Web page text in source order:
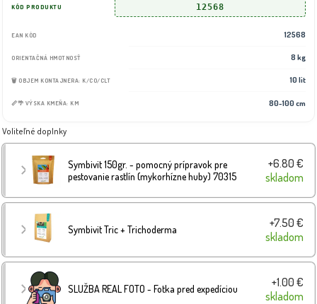
KÓD PRODUKTU 12568
EAN KÓD 12568
ORIENTAČNÁ HMOTNOSŤ 8 kg
🗑️ OBJEM KONTAJNERA: K/CO/CLT 10 lit
📏🌴 VÝSKA KMEŇA: KM 80-100 cm
Voliteľné doplnky
Symbivit 150gr. - pomocný prípravok pre
pestovanie rastlín (mykorhízne huby) 70315
+6.80 €
skladom
Symbivit Tric + Trichoderma
+7.50 €
skladom
SLUŽBA REAL FOTO - Fotka pred expedíciou
+1.00 €
skladom